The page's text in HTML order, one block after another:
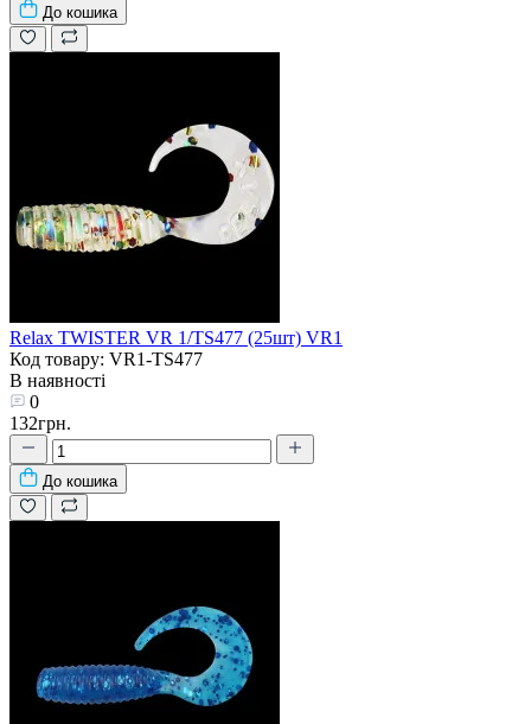
До кошика
Relax TWISTER VR 1/TS477 (25шт) VR1
Код товару: VR1-TS477
В наявності
0
132грн.
До кошика